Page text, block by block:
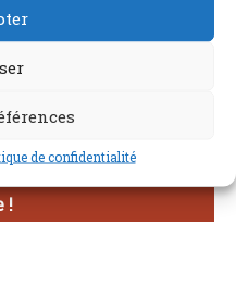
de confidentialité
!